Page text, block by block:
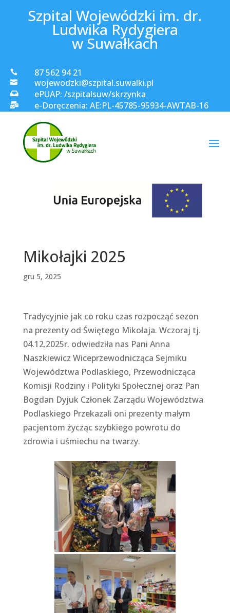
Szpital Wojewódzki im. dr.
Ludwika Rydygiera
w Suwałkach
 87 562 94 21
 wojewodzki@szpital.suwalki.pl
 ePUAP: /szpitalsuw/skrzynka
 e-Doręczenia: AE:PL-45785-95934-AWTAB-16
Mikołajki 2025
gru 5, 2025
Tradycyjnie jak co roku czas rozpocząć sezon
na prezenty od Świętego Mikołaja. Wczoraj tj.
04.12.2025r. odwiedziła nas Pani Anna
Naszkiewicz Wiceprzewodnicząca Sejmiku
Województwa Podlaskiego, Przewodnicząca
Komisji Rodziny i Polityki Społecznej oraz Pan
Bogdan Dyjuk Członek Zarządu Województwa
Podlaskiego Przekazali oni prezenty małym
pacjentom życząc szybkiego powrotu do
zdrowia i uśmiechu na twarzy.